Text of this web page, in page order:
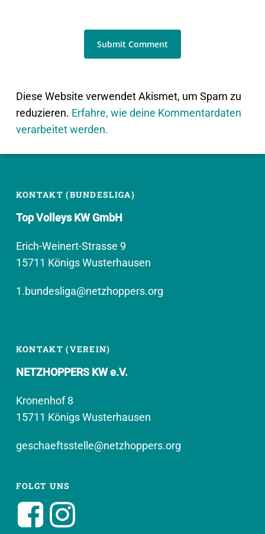
Diese Website verwendet Akismet, um Spam zu
reduzieren. Erfahre, wie deine Kommentardaten
verarbeitet werden.
KONTAKT (BUNDESLIGA)
Top Volleys KW GmbH
Erich-Weinert-Strasse 9
15711 Königs Wusterhausen
1.bundesliga@netzhoppers.org
KONTAKT (VEREIN)
NETZHOPPERS KW e.V.
Kronenhof 8
15711 Königs Wusterhausen
geschaeftsstelle@netzhoppers.org
FOLGT UNS